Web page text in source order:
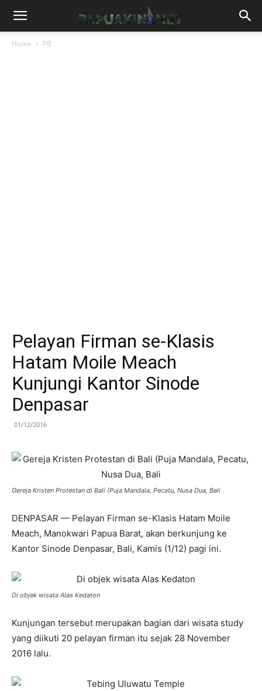
Home PB
Pelayan Firman se-Klasis
Hatam Moile Meach
Kunjungi Kantor Sinode
Denpasar
01/12/2016
Gereja Kristen Protestan di Bali (Puja Mandala, Pecatu, Nusa Dua, Bali
DENPASAR — Pelayan Firman se-Klasis Hatam Moile
Meach, Manokwari Papua Barat, akan berkunjung ke
Kantor Sinode Denpasar, Bali, Kamis (1/12) pagi ini.
Di objek wisata Alas Kedaton
Kunjungan tersebut merupakan bagian dari wisata study
yang diikuti 20 pelayan firman itu sejak 28 November
2016 lalu.